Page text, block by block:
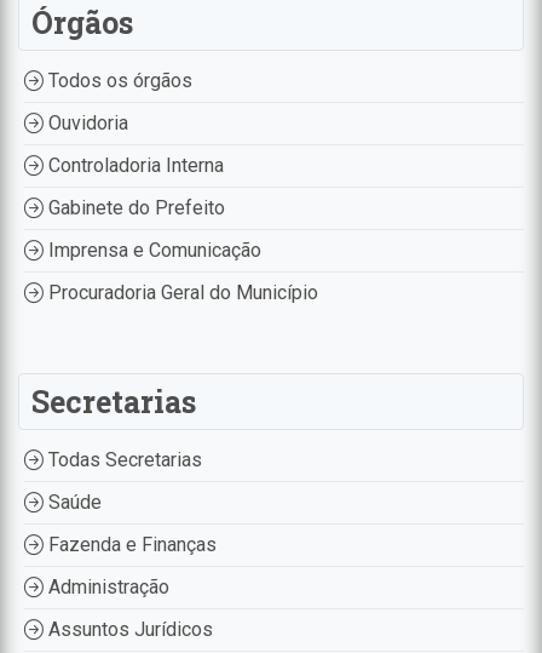
Órgãos
Todos os órgãos
Ouvidoria
Controladoria Interna
Gabinete do Prefeito
Imprensa e Comunicação
Procuradoria Geral do Município
Secretarias
Todas Secretarias
Saúde
Fazenda e Finanças
Administração
Assuntos Jurídicos